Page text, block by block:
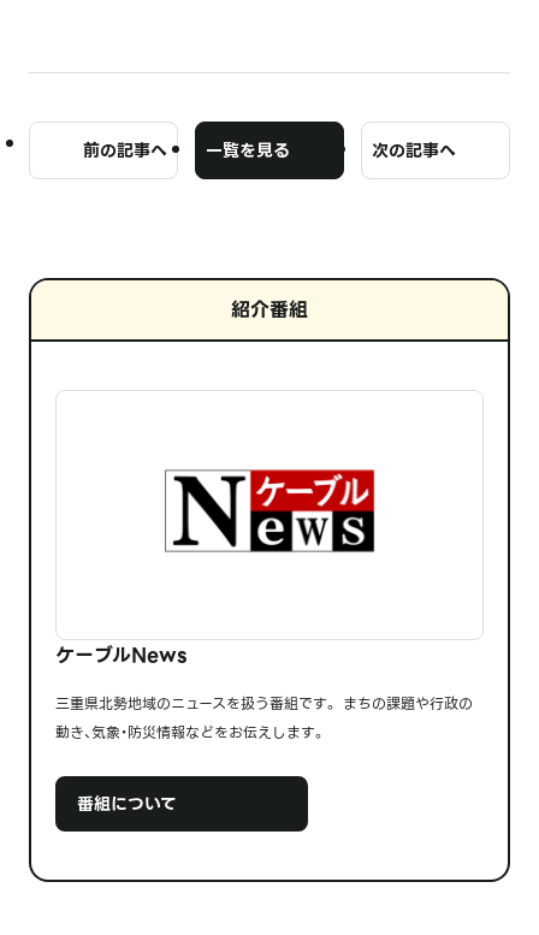
前の記事へ 一覧を見る 次の記事へ
紹介番組
ケーブルNews
三重県北勢地域のニュースを扱う番組です。 まちの課題や行政の
動き、気象・防災情報などをお伝えします。
番組について